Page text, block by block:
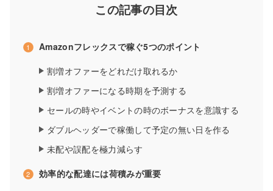
この記事の目次
Amazonフレックスで稼ぐ5つのポイント
割増オファーをどれだけ取れるか
割増オファーになる時期を予測する
セールの時やイベントの時のボーナスを意識する
ダブルヘッダーで稼働して予定の無い日を作る
未配や誤配を極力減らす
効率的な配達には荷積みが重要